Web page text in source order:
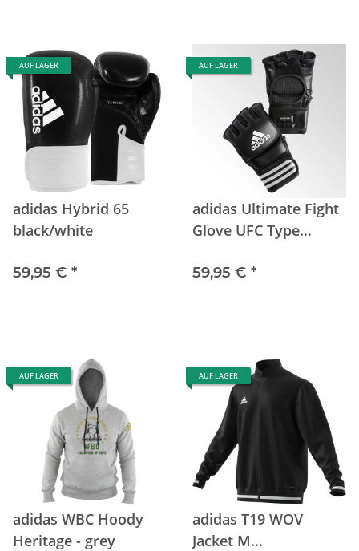
AUF LAGER
adidas Hybrid 65
black/white
59,95 € *
AUF LAGER
adidas Ultimate Fight
Glove UFC Type
59,95 € *
AUF LAGER
adidas WBC Hoody
Heritage - grey
AUF LAGER
adidas T19 WOV
Jacket M